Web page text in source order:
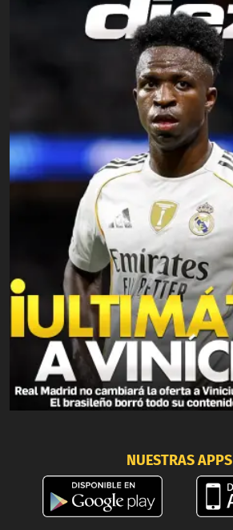
NUESTRAS APPS